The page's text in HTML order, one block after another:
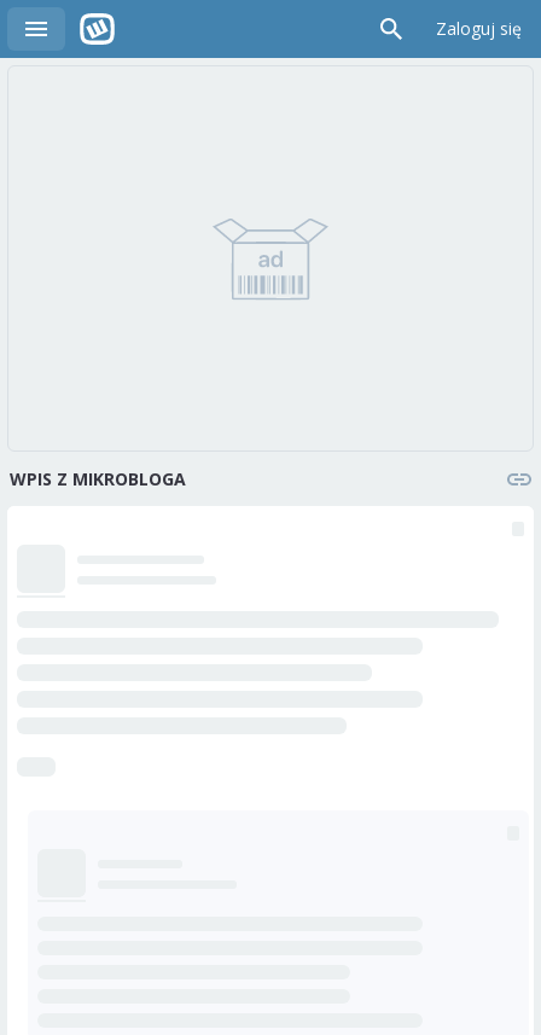
Zaloguj się
WPIS Z MIKROBLOGA